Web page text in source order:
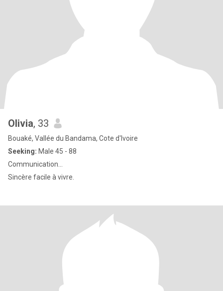
Olivia, 33
Bouaké, Vallée du Bandama, Cote d'Ivoire
Seeking: Male 45 - 88
Communication...
Sincère facile à vivre.